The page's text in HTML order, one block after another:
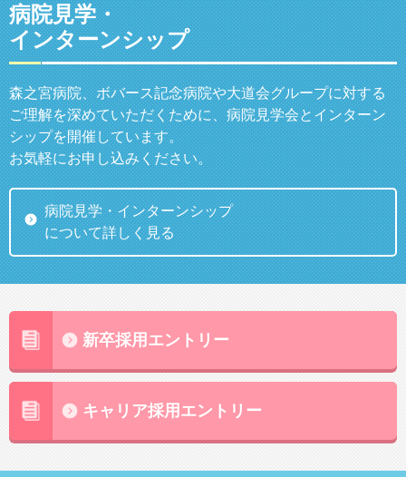
病院見学・
インターンシップ
森之宮病院、ボバース記念病院や大道会グループに対する
ご理解を深めていただくために、病院見学会とインターン
シップを開催しています。
お気軽にお申し込みください。
病院見学・インターンシップ
について詳しく見る
新卒採用エントリー
キャリア採用エントリー